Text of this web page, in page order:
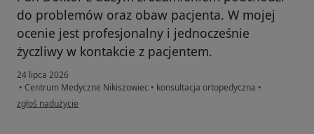
do problemów oraz obaw pacjenta. W mojej
ocenie jest profesjonalny i jednocześnie
życzliwy w kontakcie z pacjentem.
24 lipca 2026
• Centrum Medyczne Nikiszowiec • konsultacja ortopedyczna •
w opinii użytkownika DKB
zgłoś nadużycie